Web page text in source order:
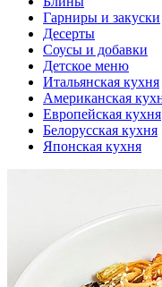
Гарниры и закуски
Десерты
Соусы и добавки
Детское меню
Итальянская кухня
Американская
Европейская кухня
Белорусская кухня
Японская кухня